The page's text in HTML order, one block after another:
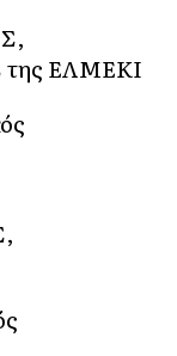
της ΕΛΜΕΚΙ